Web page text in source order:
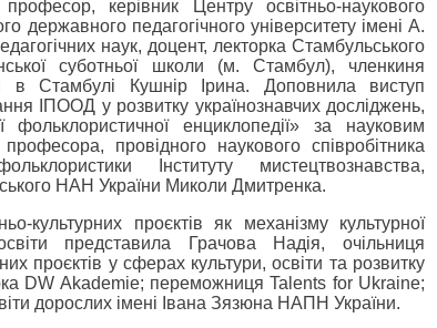
керівник Центру освітньо-наукового
державного педагогічного університету імені А.
наук, доцент, лекторка Стамбульського
суботньої школи (м. Стамбул), членкиня
в Стамбулі Кушнір Ірина. Доповнила виступ
ІПООД у розвитку українознавчих досліджень,
фольклористичної енциклопедії» за науковим
провідного наукового співробітника
Інституту мистецтвознавства,
НАН України Миколи Дмитренка.
культурних проєктів як механізму культурної
представила Грачова Надія, очільниця
проєктів у сферах культури, освіти та розвитку
DW Akademie; переможниця Talents for Ukraine;
дорослих імені Івана Зязюна НАПН України.